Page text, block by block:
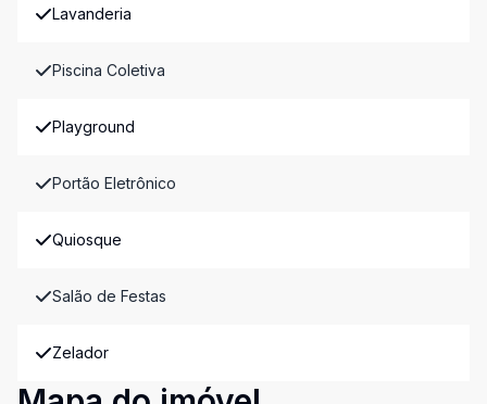
Lavanderia
Piscina Coletiva
Playground
Portão Eletrônico
Quiosque
Salão de Festas
Zelador